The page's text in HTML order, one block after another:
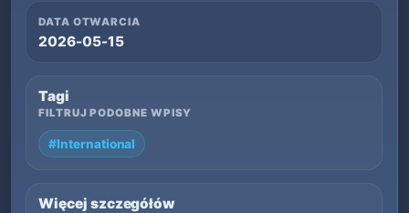
DATA OTWARCIA
2026-05-15
Tagi
FILTRUJ PODOBNE WPISY
#International
Więcej szczegółów